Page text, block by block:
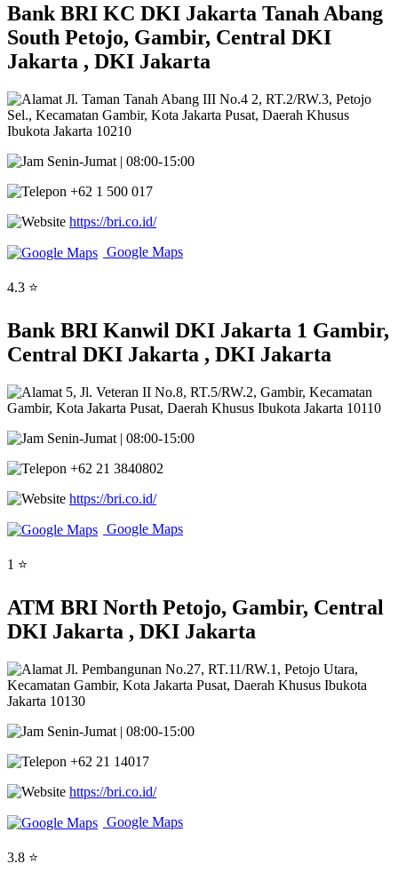
Bank BRI KC DKI Jakarta Tanah Abang
South Petojo, Gambir, Central DKI
Jakarta , DKI Jakarta
Jl. Taman Tanah Abang III No.4 2, RT.2/RW.3, Petojo
Sel., Kecamatan Gambir, Kota Jakarta Pusat, Daerah Khusus
Ibukota Jakarta 10210
Senin-Jumat | 08:00-15:00
+62 1 500 017
https://bri.co.id/
Google Maps
4.3 ⭐
Bank BRI Kanwil DKI Jakarta 1 Gambir,
Central DKI Jakarta , DKI Jakarta
5, Jl. Veteran II No.8, RT.5/RW.2, Gambir, Kecamatan
Gambir, Kota Jakarta Pusat, Daerah Khusus Ibukota Jakarta 10110
Senin-Jumat | 08:00-15:00
+62 21 3840802
https://bri.co.id/
Google Maps
1 ⭐
ATM BRI North Petojo, Gambir, Central
DKI Jakarta , DKI Jakarta
Jl. Pembangunan No.27, RT.11/RW.1, Petojo Utara,
Kecamatan Gambir, Kota Jakarta Pusat, Daerah Khusus Ibukota
Jakarta 10130
Senin-Jumat | 08:00-15:00
+62 21 14017
https://bri.co.id/
Google Maps
3.8 ⭐